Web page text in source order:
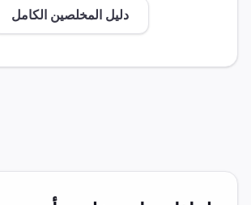
دليل المخلصين الكامل